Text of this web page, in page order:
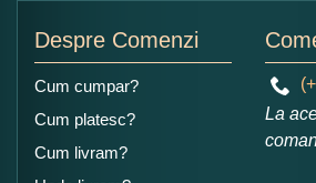
Despre Comenzi
Cum cumpar?
Cum platesc?
Cum livram?
La